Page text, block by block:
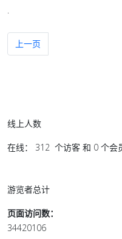
.
上一篇文章: 若无声无息地
上一页
线上人数
在线： 312 个访客 和 0 个会
游览者总计
页面访问数：
34420106